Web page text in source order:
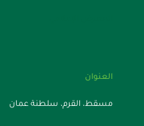
العنوان
مسقط، القرم، سلطنة عمان